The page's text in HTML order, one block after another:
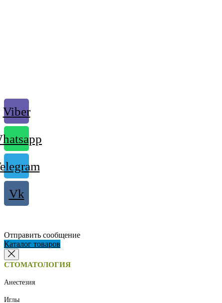
Viber
Vk
Отправить сообщение
Каталог товаров
СТОМАТОЛОГИЯ
Анестезия
Иглы